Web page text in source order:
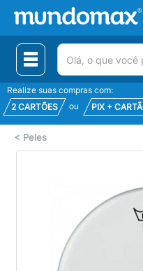
(pesquisar)
Realize suas compras com:
2 CARTÕES
ou PIX +
< Peles